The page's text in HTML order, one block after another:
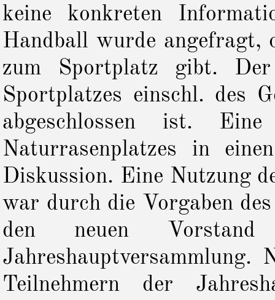
keine konkreten
Handball wurde angefragt,
zum Sportplatz gibt.
Sportplatzes einschl. des
abgeschlossen ist.
Naturrasenplatzes in
Diskussion. Eine Nutzung
war durch die Vorgaben
den neuen
Jahreshauptversammlung.
Teilnehmern der